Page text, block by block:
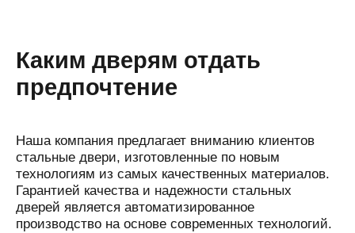
Каким дверям отдать
предпочтение
Наша компания предлагает вниманию клиентов
стальные двери, изготовленные по новым
технологиям из самых качественных материалов.
Гарантией качества и надежности стальных
дверей является автоматизированное
производство на основе современных технологий.